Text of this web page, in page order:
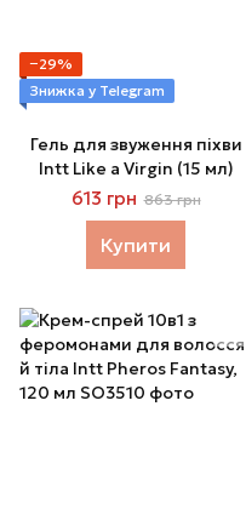
−29%
Знижка у Telegram
Гель для звуження піхви
Intt Like a Virgin (15 мл)
613 грн 863 грн
Купити